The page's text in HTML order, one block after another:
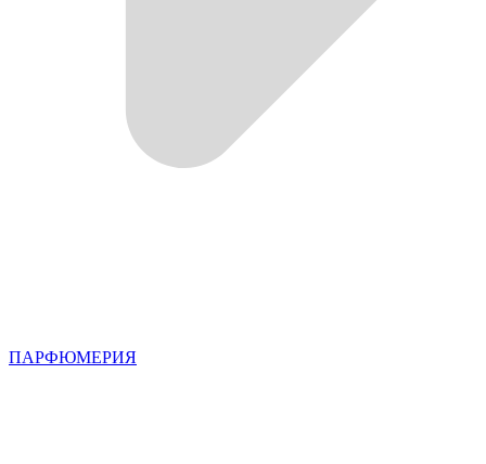
ПАРФЮМЕРИЯ